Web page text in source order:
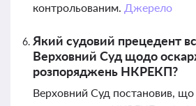
контрольованим. Джерело
Який судовий прецедент
Верховний Суд щодо
розпоряджень НКРЕКП?
Верховний Суд постановив,